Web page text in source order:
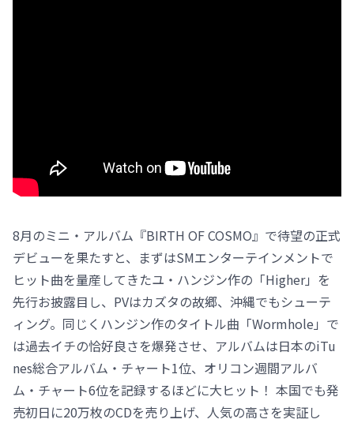
8月のミニ・アルバム『BIRTH OF COSMO』で待望の正式
デビューを果たすと、まずはSMエンターテインメントで
ヒット曲を量産してきたユ・ハンジン作の「Higher」を
先行お披露目し、PVはカズタの故郷、沖縄でもシューテ
ィング。同じくハンジン作のタイトル曲「Wormhole」で
は過去イチの恰好良さを爆発させ、アルバムは日本のiTu
nes総合アルバム・チャート1位、オリコン週間アルバ
ム・チャート6位を記録するほどに大ヒット！ 本国でも発
売初日に20万枚のCDを売り上げ、人気の高さを実証し